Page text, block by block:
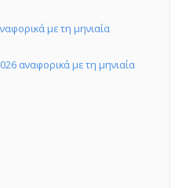
με τη μηνιαία
αναφορικά με τη μηνιαία